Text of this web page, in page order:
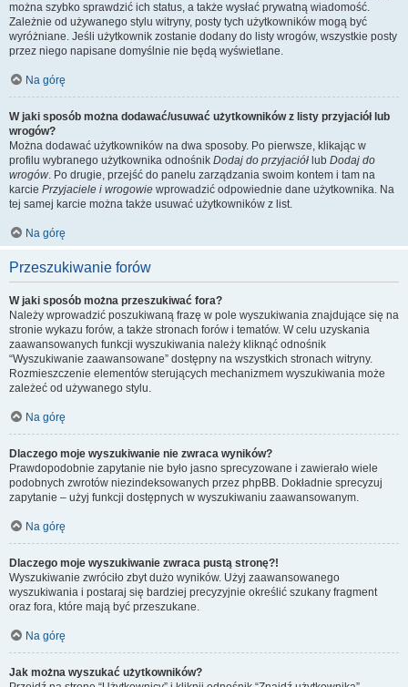
można szybko sprawdzić ich status, a także wysłać prywatną wiadomość.
Zależnie od używanego stylu witryny, posty tych użytkowników mogą być
wyróżniane. Jeśli użytkownik zostanie dodany do listy wrogów, wszystkie posty
przez niego napisane domyślnie nie będą wyświetlane.
Na górę
W jaki sposób można dodawać/usuwać użytkowników z listy przyjaciół lub
wrogów?
Można dodawać użytkowników na dwa sposoby. Po pierwsze, klikając w
profilu wybranego użytkownika odnośnik Dodaj do przyjaciół lub Dodaj do
wrogów. Po drugie, przejść do panelu zarządzania swoim kontem i tam na
karcie Przyjaciele i wrogowie wprowadzić odpowiednie dane użytkownika. Na
tej samej karcie można także usuwać użytkowników z list.
Na górę
Przeszukiwanie forów
W jaki sposób można przeszukiwać fora?
Należy wprowadzić poszukiwaną frazę w pole wyszukiwania znajdujące się na
stronie wykazu forów, a także stronach forów i tematów. W celu uzyskania
zaawansowanych funkcji wyszukiwania należy kliknąć odnośnik
“Wyszukiwanie zaawansowane” dostępny na wszystkich stronach witryny.
Rozmieszczenie elementów sterujących mechanizmem wyszukiwania może
zależeć od używanego stylu.
Na górę
Dlaczego moje wyszukiwanie nie zwraca wyników?
Prawdopodobnie zapytanie nie było jasno sprecyzowane i zawierało wiele
podobnych zwrotów niezindeksowanych przez phpBB. Dokładnie sprecyzuj
zapytanie – użyj funkcji dostępnych w wyszukiwaniu zaawansowanym.
Na górę
Dlaczego moje wyszukiwanie zwraca pustą stronę?!
Wyszukiwanie zwróciło zbyt dużo wyników. Użyj zaawansowanego
wyszukiwania i postaraj się bardziej precyzyjnie określić szukany fragment
oraz fora, które mają być przeszukane.
Na górę
Jak można wyszukać użytkowników?